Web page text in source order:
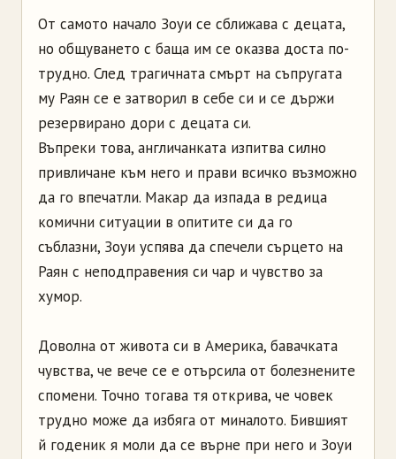
От самото начало Зоуи се сближава с децата,
но общуването с баща им се оказва доста по-
трудно. След трагичната смърт на съпругата
му Раян се е затворил в себе си и се държи
резервирано дори с децата си.
Въпреки това, англичанката изпитва силно
привличане към него и прави всичко възможно
да го впечатли. Макар да изпада в редица
комични ситуации в опитите си да го
съблазни, Зоуи успява да спечели сърцето на
Раян с неподправения си чар и чувство за
хумор.
Доволна от живота си в Америка, бавачката
чувства, че вече се е отърсила от болезнените
спомени. Точно тогава тя открива, че човек
трудно може да избяга от миналото. Бившият
й годеник я моли да се върне при него и Зоуи